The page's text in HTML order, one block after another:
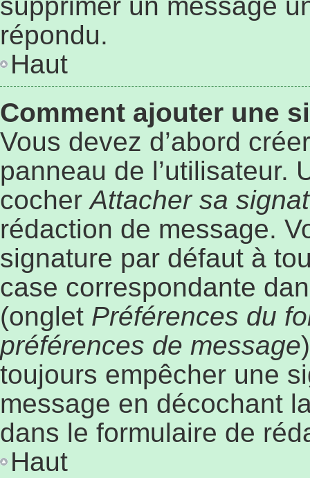
répondu.
Haut
Comment ajouter une
Vous devez d’abord
panneau de l’utilisateur.
cocherAttacher sa
rédaction de message.
signature par défaut à
case correspondante
(onglet Préférences du
préférences de message
toujours empêcher une
message en décochant
dans le formulaire de
Haut